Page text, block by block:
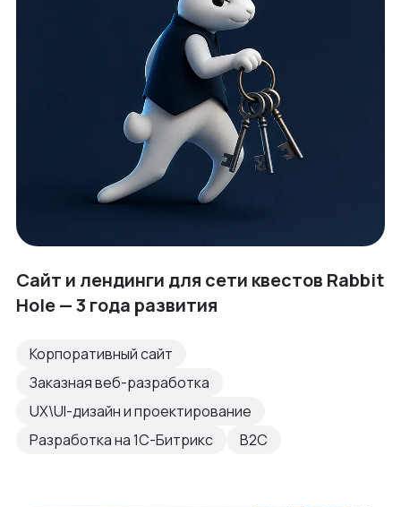
Сайт и лендинги для сети квестов Rabbit
Hole — 3 года развития
Корпоративный сайт
Заказная веб-разработка
UX\UI-дизайн и проектирование
Разработка на 1С-Битрикс
B2C